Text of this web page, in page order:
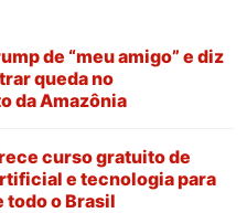
de “meu amigo” e diz
queda no
da Amazônia
curso gratuito de
e tecnologia para
todo o Brasil